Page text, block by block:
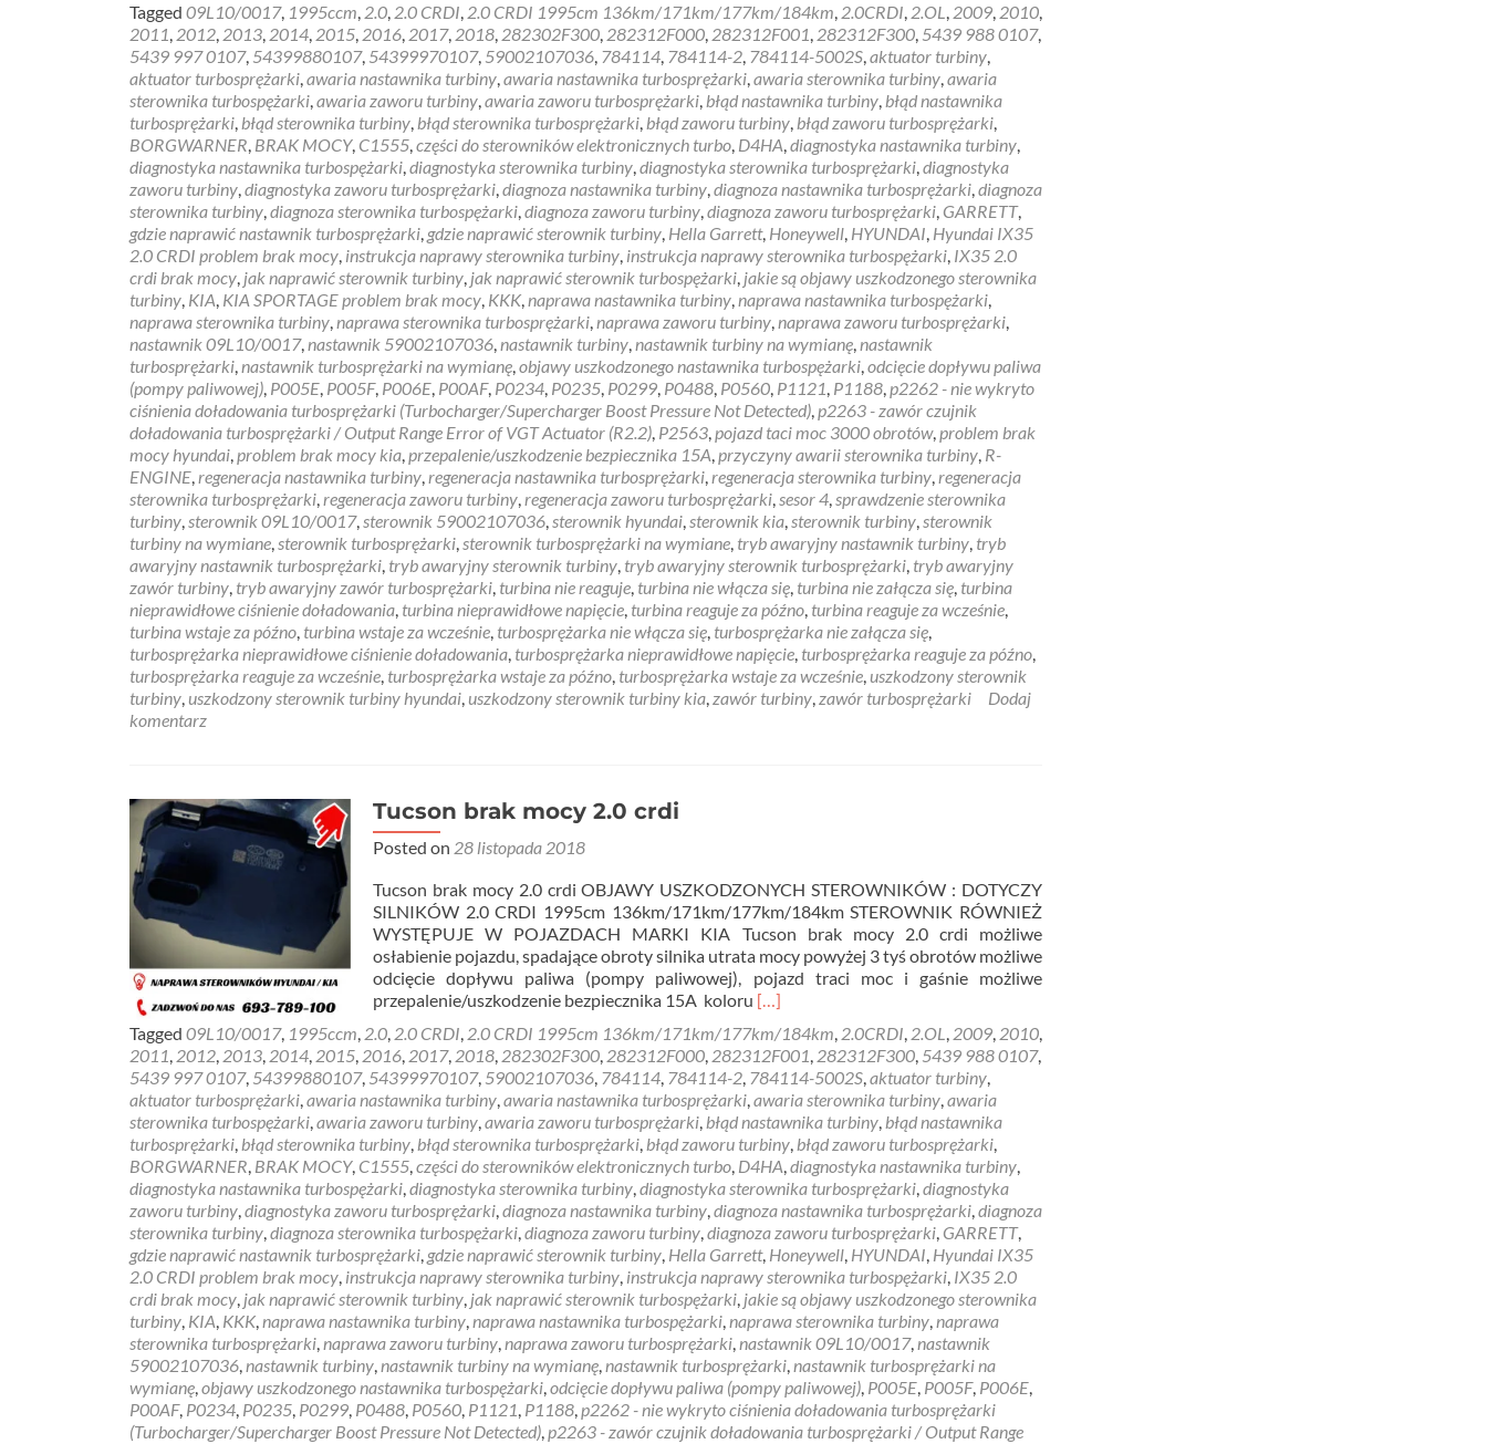
about
KIA
SPORTAGE
problem
brak
mocy
Tagged 09L10/0017, 1995ccm, 2.0, 2.0 CRDI, 2.0 CRDI 1995cm 136km/171km/177km/184km, 2.0CRDI, 2.OL, 2009, 2010,
2011, 2012, 2013, 2014, 2015, 2016, 2017, 2018, 282302F300, 282312F000, 282312F001, 282312F300, 5439 988 0107,
5439 997 0107, 54399880107, 54399970107, 59002107036, 784114, 784114-2, 784114-5002S,aktuator turbiny,
aktuator turbosprężarki,awaria nastawnika turbiny,awaria nastawnika turbosprężarki,awaria sterownika turbiny,awaria
sterownika turbospężarki,awaria zaworu turbiny,awaria zaworu turbosprężarki, błąd nastawnika turbiny, błąd nastawnika
turbosprężarki, błąd sterownika turbiny, błąd sterownika turbosprężarki, błąd zaworu turbiny, błąd zaworu turbosprężarki,
BORGWARNER, BRAK MOCY, C1555,części do sterowników elektronicznych turbo, D4HA,diagnostyka nastawnika turbiny,
diagnostyka nastawnika turbospężarki,diagnostyka sterownika turbiny,diagnostyka sterownika turbosprężarki,diagnostyka
zaworu turbiny,diagnostyka zaworu turbosprężarki,diagnoza nastawnika turbiny,diagnoza nastawnika turbosprężarki,diagnoza
sterownika turbiny,diagnoza sterownika turbospężarki,diagnoza zaworu turbiny,diagnoza zaworu turbosprężarki, GARRETT,
gdzie naprawić nastawnik turbosprężarki, gdzie naprawić sterownik turbiny, Hella Garrett, Honeywell, HYUNDAI, Hyundai IX35
2.0 CRDI problem brak mocy, instrukcja naprawy sterownika turbiny, instrukcja naprawy sterownika turbospężarki, IX35 2.0
crdi brak mocy, jak naprawić sterownik turbiny, jak naprawić sterownik turbospężarki, jakie są objawy uszkodzonego sterownika
turbiny, KIA, KIA SPORTAGE problem brak mocy, KKK,naprawa nastawnika turbiny,naprawa nastawnika turbospężarki,
naprawa sterownika turbiny,naprawa sterownika turbosprężarki,naprawa zaworu turbiny,naprawa zaworu turbosprężarki,
nastawnik 09L10/0017,nastawnik 59002107036,nastawnik turbiny,nastawnik turbiny na wymianę,nastawnik
turbosprężarki,nastawnik turbosprężarki na wymianę,objawy uszkodzonego nastawnika turbospężarki,odcięcie dopływu paliwa
(pompy paliwowej), P005E, P005F, P006E, P00AF, P0234, P0235, P0299, P0488, P0560, P1121, P1188,p2262 - nie wykryto
ciśnienia doładowania turbosprężarki (Turbocharger/Supercharger Boost Pressure Not Detected),p2263 - zawór czujnik
doładowania turbosprężarki / Output Range Error of VGT Actuator (R2.2), P2563,pojazd taci moc 3000 obrotów,problem brak
mocy hyundai,problem brak mocy kia,przepalenie/uszkodzenie bezpiecznika 15A,przyczyny awarii sterownika turbiny, R-
ENGINE,regeneracja nastawnika turbiny,regeneracja nastawnika turbosprężarki,regeneracja sterownika turbiny,regeneracja
sterownika turbosprężarki,regeneracja zaworu turbiny,regeneracja zaworu turbosprężarki,sesor 4,sprawdzenie sterownika
turbiny,sterownik 09L10/0017,sterownik 59002107036,sterownik hyundai,sterownik kia,sterownik turbiny,sterownik
turbiny na wymiane,sterownik turbosprężarki,sterownik turbosprężarki na wymiane, tryb awaryjny nastawnik turbiny, tryb
awaryjny nastawnik turbosprężarki, tryb awaryjny sterownik turbiny, tryb awaryjny sterownik turbosprężarki, tryb awaryjny
zawór turbiny, tryb awaryjny zawór turbosprężarki, turbina nie reaguje, turbina nie włącza się, turbina nie załącza się, turbina
nieprawidłowe ciśnienie doładowania, turbina nieprawidłowe napięcie, turbina reaguje za późno, turbina reaguje za wcześnie,
turbina wstaje za późno, turbina wstaje za wcześnie, turbosprężarka nie włącza się, turbosprężarka nie załącza się,
turbosprężarka nieprawidłowe ciśnienie doładowania, turbosprężarka nieprawidłowe napięcie, turbosprężarka reaguje za późno,
turbosprężarka reaguje za wcześnie, turbosprężarka wstaje za późno, turbosprężarka wstaje za wcześnie,uszkodzony sterownik
turbiny,uszkodzony sterownik turbiny hyundai,uszkodzony sterownik turbiny kia,zawór turbiny,zawór turbosprężarki
Dodaj
komentarz
Tucson brak mocy 2.0 crdi
Posted on 28 listopada 2018
Tucson brak mocy 2.0 crdi OBJAWY USZKODZONYCH STEROWNIKÓW : DOTYCZY
SILNIKÓW 2.0 CRDI 1995cm 136km/171km/177km/184km STEROWNIK RÓWNIEŻ
WYSTĘPUJE W POJAZDACH MARKI KIA Tucson brak mocy 2.0 crdi możliwe
osłabienie pojazdu, spadające obroty silnika utrata mocy powyżej 3 tyś obrotów możliwe
odcięcie dopływu paliwa (pompy paliwowej), pojazd traci moc i gaśnie możliwe
przepalenie/uszkodzenie bezpiecznika 15A koloru Read
about
Tucson
brak
mocy
2.0
crdi
[…]
Tagged 09L10/0017, 1995ccm, 2.0, 2.0 CRDI, 2.0 CRDI 1995cm 136km/171km/177km/184km, 2.0CRDI, 2.OL, 2009, 2010,
2011, 2012, 2013, 2014, 2015, 2016, 2017, 2018, 282302F300, 282312F000, 282312F001, 282312F300, 5439 988 0107,
5439 997 0107, 54399880107, 54399970107, 59002107036, 784114, 784114-2, 784114-5002S,aktuator turbiny,
aktuator turbosprężarki,awaria nastawnika turbiny,awaria nastawnika turbosprężarki,awaria sterownika turbiny,awaria
sterownika turbospężarki,awaria zaworu turbiny,awaria zaworu turbosprężarki, błąd nastawnika turbiny, błąd nastawnika
turbosprężarki, błąd sterownika turbiny, błąd sterownika turbosprężarki, błąd zaworu turbiny, błąd zaworu turbosprężarki,
BORGWARNER, BRAK MOCY, C1555,części do sterowników elektronicznych turbo, D4HA,diagnostyka nastawnika turbiny,
diagnostyka nastawnika turbospężarki,diagnostyka sterownika turbiny,diagnostyka sterownika turbosprężarki,diagnostyka
zaworu turbiny,diagnostyka zaworu turbosprężarki,diagnoza nastawnika turbiny,diagnoza nastawnika turbosprężarki,diagnoza
sterownika turbiny,diagnoza sterownika turbospężarki,diagnoza zaworu turbiny,diagnoza zaworu turbosprężarki, GARRETT,
gdzie naprawić nastawnik turbosprężarki, gdzie naprawić sterownik turbiny, Hella Garrett, Honeywell, HYUNDAI, Hyundai IX35
2.0 CRDI problem brak mocy, instrukcja naprawy sterownika turbiny, instrukcja naprawy sterownika turbospężarki, IX35 2.0
crdi brak mocy, jak naprawić sterownik turbiny, jak naprawić sterownik turbospężarki, jakie są objawy uszkodzonego sterownika
turbiny, KIA, KKK,naprawa nastawnika turbiny,naprawa nastawnika turbospężarki,naprawa sterownika turbiny,naprawa
sterownika turbosprężarki,naprawa zaworu turbiny,naprawa zaworu turbosprężarki,nastawnik 09L10/0017,nastawnik
59002107036,nastawnik turbiny,nastawnik turbiny na wymianę,nastawnik turbosprężarki,nastawnik turbosprężarki na
wymianę,objawy uszkodzonego nastawnika turbospężarki,odcięcie dopływu paliwa (pompy paliwowej), P005E, P005F, P006E,
P00AF, P0234, P0235, P0299, P0488, P0560, P1121, P1188,p2262 - nie wykryto ciśnienia doładowania turbosprężarki
(Turbocharger/Supercharger Boost Pressure Not Detected),p2263 - zawór czujnik doładowania turbosprężarki / Output Range